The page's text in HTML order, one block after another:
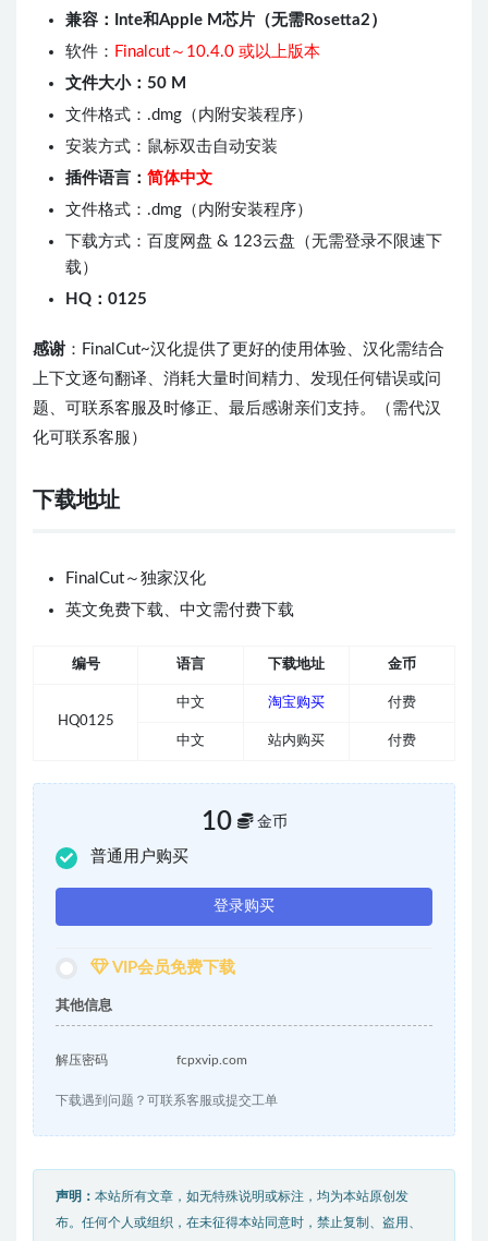
兼容：Inte和Apple M芯片（无需Rosetta2）
软件： Finalcut～10.4.0 或以上版本
文件大小：50 M
文件格式：.dmg（内附安装程序）
安装方式：鼠标双击自动安装
插件语言： 简体中文
文件格式：.dmg（内附安装程序）
下载方式：百度网盘 & 123云盘（无需登录不限速下
载）
HQ：0125
感谢 ：FinalCut~汉化提供了更好的使用体验、汉化需结合
上下文逐句翻译、消耗大量时间精力、发现任何错误或问
题、可联系客服及时修正、最后感谢亲们支持。（需代汉
化可联系客服）
下载地址
FinalCut～独家汉化
英文免费下载、中文需付费下载
编号 语言 下载地址 金币
HQ0125
中文 淘宝购买 付费
中文 站内购买 付费
10 金币
普通用户购买
登录购买
VIP会员免费下载
其他信息
解压密码 fcpxvip.com
下载遇到问题？可联系客服或提交工单
声明： 本站所有文章，如无特殊说明或标注，均为本站原创发
布。任何个人或组织，在未征得本站同意时，禁止复制、盗用、